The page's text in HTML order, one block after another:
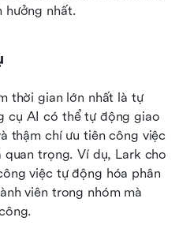
hưởng nhất.
thời gian lớn nhất là tự
cụ AI có thể tự động giao
thậm chí ưu tiên công việc
trọng. Ví dụ, Lark cho
việc tự động hóa phân
viên trong nhóm mà